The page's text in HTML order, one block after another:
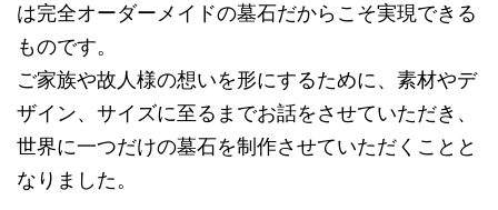
は完全オーダーメイドの墓石だからこそ実現できる
ものです。
ご家族や故人様の想いを形にするために、素材やデ
ザイン、サイズに至るまでお話をさせていただき、
世界に一つだけの墓石を制作させていただくことと
なりました。